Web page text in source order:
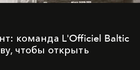
команда L'Officiel Baltic
чтобы открыть